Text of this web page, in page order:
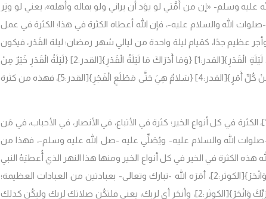
عليه وسلم- «إن من أُمَّتي لو يوَد أن يراني ولو بماله وأهله»، يعني لو وتِر
الله والسلام عليه-، فإن الله أعطاه الكثرة في هذا؛ الكثرة في عمل
عظيم جدًا، كقيام ليلة واحدة من ليالي شهر رمضان؛ ليلة القَدْر، فيكون
لَيْلَةِ الْقَدْرِ}[القدر:1] {وَمَا أَدْرَاكَ مَا لَيْلَةُ الْقَدْرِ}[القدر:2]
{لَيْلَةُ الْقَدْرِ خَيْرٌ مِنْ
مِنْ كُلِّ أَمْرٍ}[القدر:4] {سَلامٌ هِيَ حَتَّى مَطْلَعِ الْفَجْرِ}
[القدر:5]، فهذه من كثرة
[الكوثر:1]، الكثرة في كل أنواع الخير؛ كثرة في الأتباع، في الأنصار، في الأحباب، في مَن
-صلوات الله والسلام عليه- ويُصَلِّي عليه -صل الله عليه وسلم-، فهذا من
هذه الكثرة في الخير في كل أنواع الخير ومنها هذا النهر الذي أُعطيَهُ النبي
[الكوثر:2]، أمَرَه الله -تبارك وتعالى- بعبادتين من العبادات العظيمة؛
وَانْحَرْ}
[الكوثر:2]، وأنحَر أي لربك، يعني فلتكُن صلاتك لربك وليكُن كذلك